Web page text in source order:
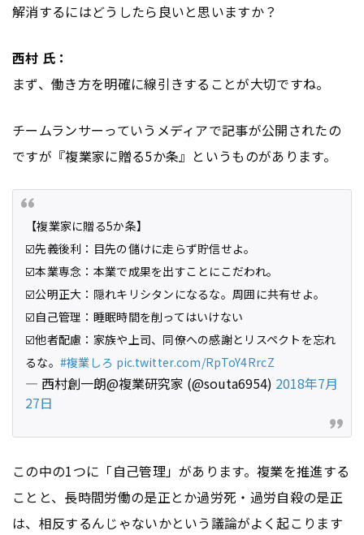
解消するにはどうしたら良いと思いますか？
西村 氏：
まず、働き方を明確に線引きすることが大切ですね。
チームランサーっていうメディアで記事が公開されたの
ですが『複業家に贈る5か条』というものがあります。
【複業家に贈る5か条】
☑️先義後利：目先の儲けに走らず貯信せよ。
☑️本業専念：本業で成果を出すことにこだわれ。
☑️公明正大：隠れキリシタンになるな。周囲に共有せよ。
☑️自己管理：睡眠時間を削ってはいけない
☑️他者配慮：家族や上司、同僚への感謝とリスペクトを忘れ
るな。 #複業しろ pic.twitter.com/RpToY4RrcZ
— 西村創一朗@複業研究家 (@souta6954) 2018年7月
27日
この中の1つに「自己管理」があります。複業を推進する
ことと、長時間労働の是正とか過労死・過労自殺の是正
は、相反するんじゃないかという議論がよく起こります